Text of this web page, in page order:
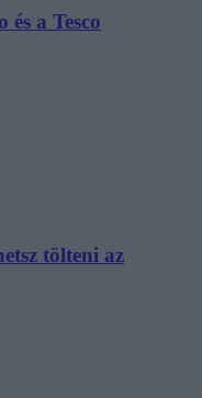
a Tesco
tölteni az